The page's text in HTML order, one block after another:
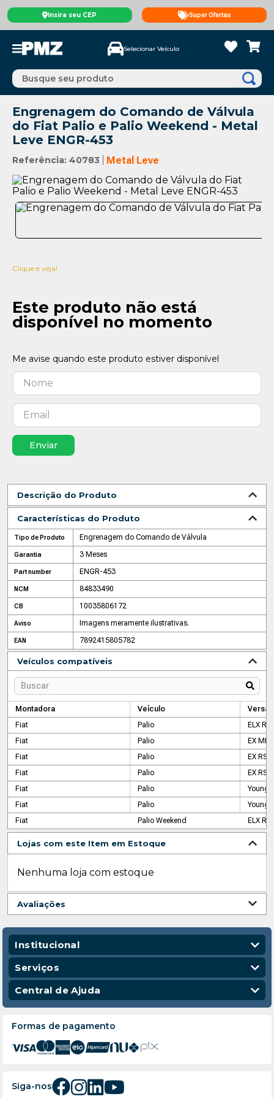
Insira seu CEP Super Ofertas
Selecionar Veículo
Busque seu produto
Engrenagem do Comando de Válvula
do Fiat Palio e Palio Weekend - Metal
Leve ENGR-453
Referência: 40783 Metal Leve
Clique e veja!
Este produto não está
disponível no momento
Enviar
Descrição do Produto
Características do Produto
Tipo de Produto Engrenagem do Comando de Válvula
Garantia 3 Meses
Part number ENGR-453
NCM 84833490
CB 10035806172
Aviso Imagens meramente ilustrativas.
EAN 7892415805782
Veículos compatíveis
Montadora Veículo
Versão
Fiat
Palio
ELX
Fiat
Palio
EX MPI
Fiat
Palio
EX
Fiat
Palio
EX
Fiat
Palio
Young
Fiat
Palio
Young
Fiat
Palio Weekend ELX
Lojas com este Item em Estoque
Nenhuma loja com estoque
Avaliações
Institucional
Quem Somos
Nossas Lojas
Código de Conduta
Serviços
Vendas Corporativas
Entregas
Central de Ajuda
Política de Privacidade
Política de Troca e Devolução
Política de Frete e Entrega
Atendimento
Formas de pagamento
Siga-nos